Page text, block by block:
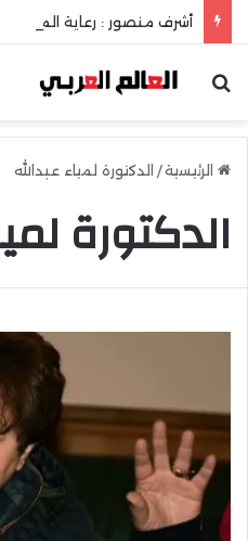
بحث عن
الرئيسية/ الدكتورة لمياء عبدالله
الدكتورة